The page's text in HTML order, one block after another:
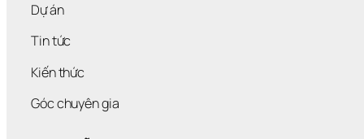
Dự án
Tin tức
Kiến thức
Góc chuyên gia